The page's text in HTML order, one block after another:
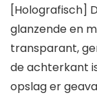
[Holografisch]
glanzende en
transparant,
de achterkant
opslag er